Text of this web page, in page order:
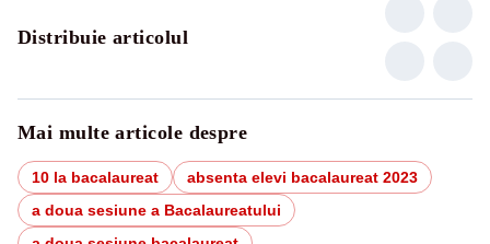
Distribuie articolul
Mai multe articole despre
10 la bacalaureat
absenta elevi bacalaureat 2023
a doua sesiune a Bacalaureatului